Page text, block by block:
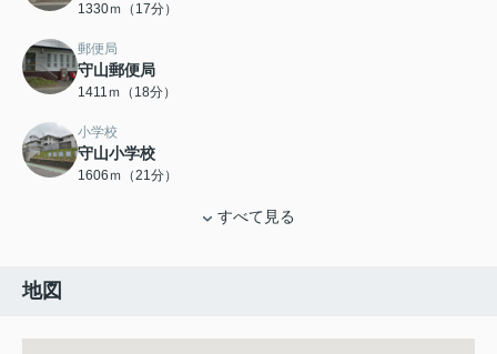
1330ｍ（17分）
郵便局
守山郵便局
1411ｍ（18分）
小学校
守山小学校
1606ｍ（21分）
すべて見る
地図